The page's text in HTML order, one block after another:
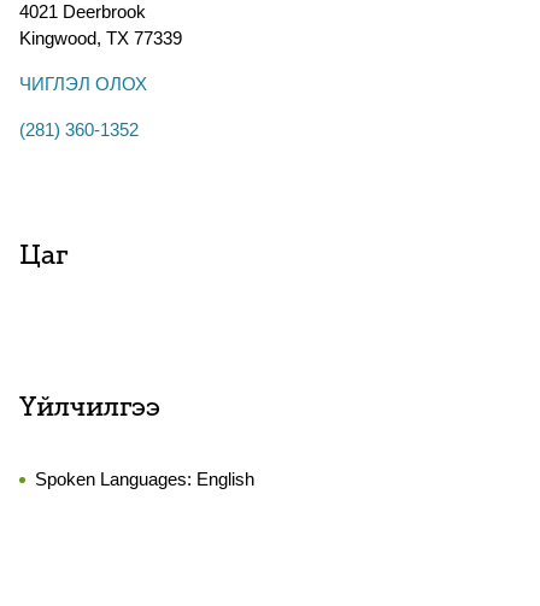
4021 Deerbrook
Kingwood, TX 77339
ЧИГЛЭЛ ОЛОХ
(281) 360-1352
Цаг
Үйлчилгээ
Spoken Languages: English